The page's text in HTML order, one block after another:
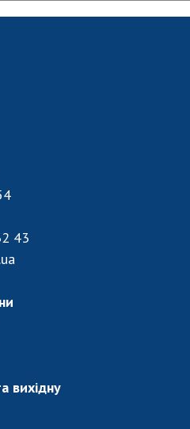
організаціях
України
України
НАН УКРАЇНИ
43
вихідну